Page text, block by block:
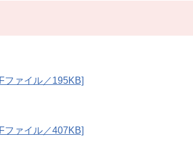
ファイル／195KB]
ファイル／407KB]